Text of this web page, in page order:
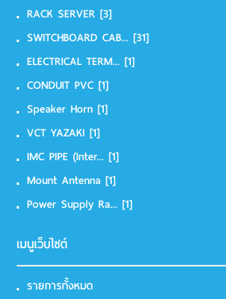
RACK SERVER[3]
SWITCHBOARD CAB...[31]
ELECTRICAL TERM...[1]
CONDUIT PVC[1]
Speaker Horn[1]
VCT YAZAKI[1]
IMC PIPE (Inter...[1]
Mount Antenna[1]
Power Supply Ra...[1]
เมนูเว็บไซต์
รายการทั้งหมด